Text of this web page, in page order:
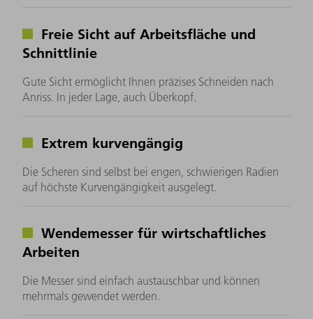
Freie Sicht auf Arbeitsfläche und
Schnittlinie
Gute Sicht ermöglicht Ihnen präzises Schneiden nach
Anriss. In jeder Lage, auch Überkopf.
Extrem kurvengängig
Die Scheren sind selbst bei engen, schwierigen Radien
auf höchste Kurvengängigkeit ausgelegt.
Wendemesser für wirtschaftliches
Arbeiten
Die Messer sind einfach austauschbar und können
mehrmals gewendet werden.